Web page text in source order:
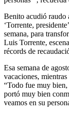
Benito acudió raudo
‘Torrente,
semana, para
Luis Torrente,
récords de
Esa semana de
vacaciones,
“Todo fue muy
portó muy bien
veamos en su